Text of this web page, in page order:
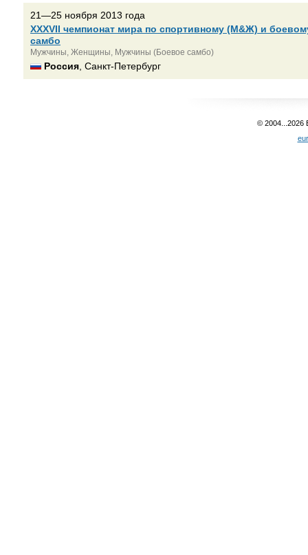
21—25 ноября 2013 года
XXXVII чемпионат мира по спортивному (М&Ж) и
самбо
Мужчины, Женщины, Мужчины (Боевое самбо)
Россия , Санкт-Петербург
© 2004...2026